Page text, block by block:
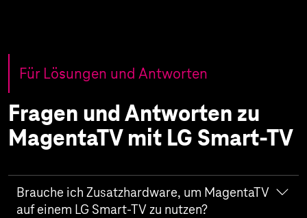
Für Lösungen und Antworten
Fragen und Antworten zu
MagentaTV mit LG Smart-TV
Brauche ich Zusatzhardware, um MagentaTV
auf einem LG Smart-TV zu nutzen?